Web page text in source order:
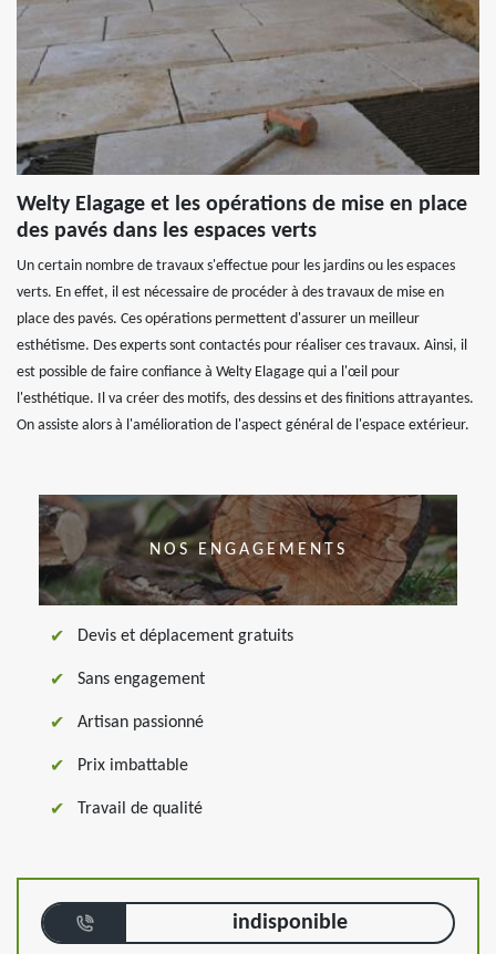
Welty Elagage et les opérations de mise en place
des pavés dans les espaces verts
Un certain nombre de travaux s'effectue pour les jardins ou les espaces
verts. En effet, il est nécessaire de procéder à des travaux de mise en
place des pavés. Ces opérations permettent d'assurer un meilleur
esthétisme. Des experts sont contactés pour réaliser ces travaux. Ainsi, il
est possible de faire confiance à Welty Elagage qui a l'œil pour
l'esthétique. Il va créer des motifs, des dessins et des finitions attrayantes.
On assiste alors à l'amélioration de l'aspect général de l'espace extérieur.
NOS ENGAGEMENTS
Devis et déplacement gratuits
Sans engagement
Artisan passionné
Prix imbattable
Travail de qualité
indisponible